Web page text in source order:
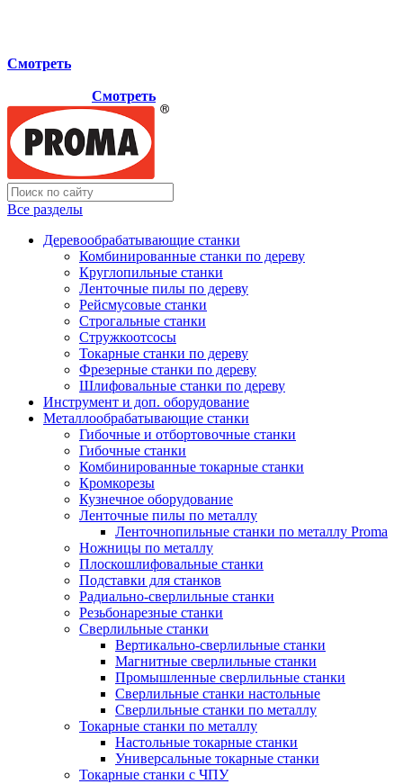
Смотреть
Смотреть
Все разделы
Деревообрабатывающие станки
Комбинированные станки по дереву
Круглопильные станки
Ленточные пилы по дереву
Рейсмусовые станки
Строгальные станки
Стружкоотсосы
Токарные станки по дереву
Фрезерные станки по дереву
Шлифовальные станки по дереву
Инструмент и доп. оборудование
Металлообрабатывающие станки
Гибочные и отбортовочные станки
Гибочные станки
Комбинированные токарные станки
Кромкорезы
Кузнечное оборудование
Ленточные пилы по металлу
Ленточнопильные станки по металлу Proma
Ножницы по металлу
Плоскошлифовальные станки
Подставки для станков
Радиально-сверлильные станки
Резьбонарезные станки
Сверлильные станки
Вертикально-сверлильные станки
Магнитные сверлильные станки
Промышленные сверлильные станки
Сверлильные станки настольные
Сверлильные станки по металлу
Токарные станки по металлу
Настольные токарные станки
Универсальные токарные станки
Токарные станки с ЧПУ